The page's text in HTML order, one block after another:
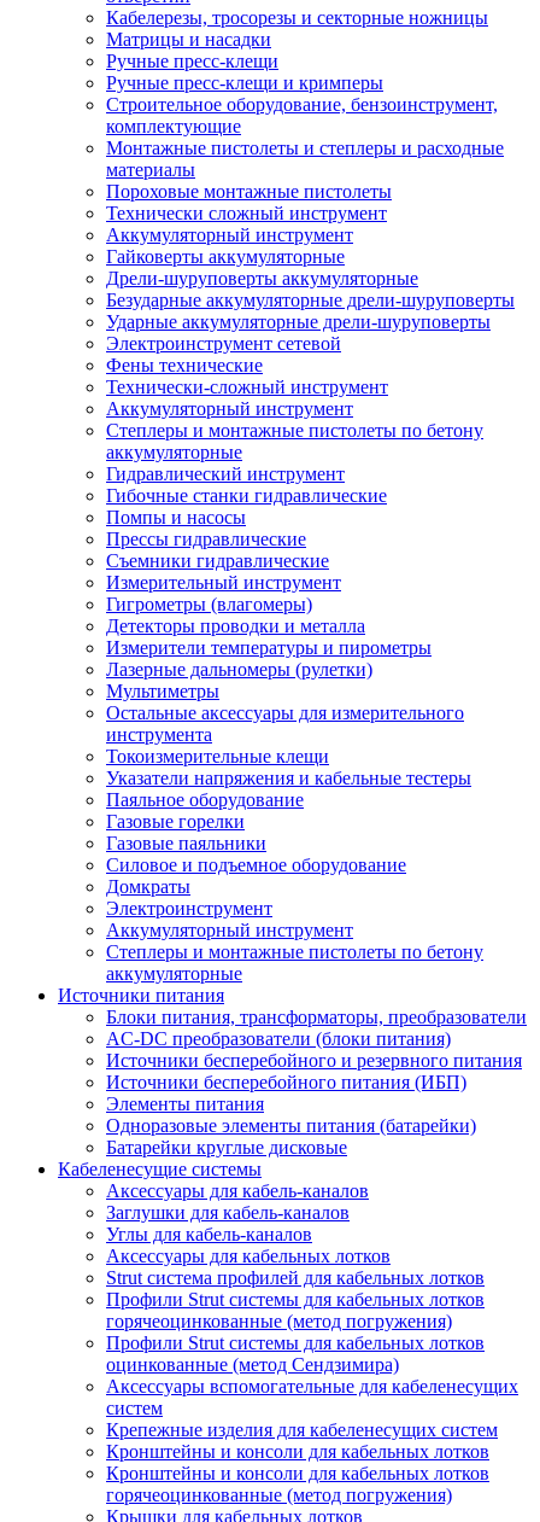
Кабелерезы, тросорезы и секторные ножницы
Матрицы и насадки
Ручные пресс-клещи
Ручные пресс-клещи и кримперы
Строительное оборудование, бензоинструмент,
комплектующие
Монтажные пистолеты и степлеры и расходные
материалы
Пороховые монтажные пистолеты
Технически сложный инструмент
Аккумуляторный инструмент
Гайковерты аккумуляторные
Дрели-шуруповерты аккумуляторные
Безударные аккумуляторные дрели-шуруповерты
Ударные аккумуляторные дрели-шуруповерты
Электроинструмент сетевой
Фены технические
Технически-сложный инструмент
Аккумуляторный инструмент
Степлеры и монтажные пистолеты по бетону
аккумуляторные
Гидравлический инструмент
Гибочные станки гидравлические
Помпы и насосы
Прессы гидравлические
Съемники гидравлические
Измерительный инструмент
Гигрометры (влагомеры)
Детекторы проводки и металла
Измерители температуры и пирометры
Лазерные дальномеры (рулетки)
Мультиметры
Остальные аксессуары для измерительного
инструмента
Токоизмерительные клещи
Указатели напряжения и кабельные тестеры
Паяльное оборудование
Газовые горелки
Газовые паяльники
Силовое и подъемное оборудование
Домкраты
Электроинструмент
Аккумуляторный инструмент
Степлеры и монтажные пистолеты по бетону
аккумуляторные
Источники питания
Блоки питания, трансформаторы, преобразователи
AC-DC преобразователи (блоки питания)
Источники бесперебойного и резервного питания
Источники бесперебойного питания (ИБП)
Элементы питания
Одноразовые элементы питания (батарейки)
Батарейки круглые дисковые
Кабеленесущие системы
Аксессуары для кабель-каналов
Заглушки для кабель-каналов
Углы для кабель-каналов
Аксессуары для кабельных лотков
Strut система профилей для кабельных лотков
Профили Strut системы для кабельных лотков
горячеоцинкованные (метод погружения)
Профили Strut системы для кабельных лотков
оцинкованные (метод Сендзимира)
Аксессуары вспомогательные для кабеленесущих
систем
Крепежные изделия для кабеленесущих систем
Кронштейны и консоли для кабельных лотков
Кронштейны и консоли для кабельных лотков
горячеоцинкованные (метод погружения)
Крышки для кабельных лотков